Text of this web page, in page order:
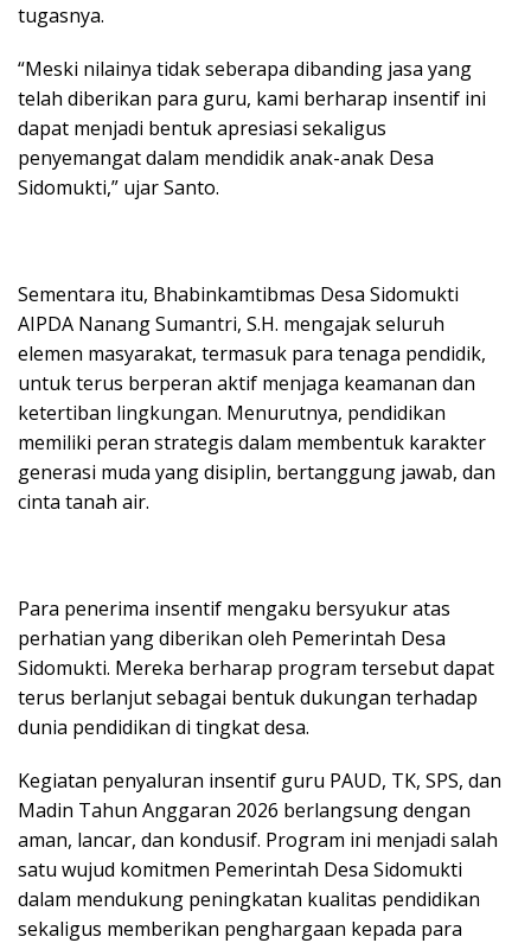
tugasnya.
“Meski nilainya tidak seberapa dibanding jasa yang
telah diberikan para guru, kami berharap insentif ini
dapat menjadi bentuk apresiasi sekaligus
penyemangat dalam mendidik anak-anak Desa
Sidomukti,” ujar Santo.
Sementara itu, Bhabinkamtibmas Desa Sidomukti
AIPDA Nanang Sumantri, S.H. mengajak seluruh
elemen masyarakat, termasuk para tenaga pendidik,
untuk terus berperan aktif menjaga keamanan dan
ketertiban lingkungan. Menurutnya, pendidikan
memiliki peran strategis dalam membentuk karakter
generasi muda yang disiplin, bertanggung jawab, dan
cinta tanah air.
Para penerima insentif mengaku bersyukur atas
perhatian yang diberikan oleh Pemerintah Desa
Sidomukti. Mereka berharap program tersebut dapat
terus berlanjut sebagai bentuk dukungan terhadap
dunia pendidikan di tingkat desa.
Kegiatan penyaluran insentif guru PAUD, TK, SPS, dan
Madin Tahun Anggaran 2026 berlangsung dengan
aman, lancar, dan kondusif. Program ini menjadi salah
satu wujud komitmen Pemerintah Desa Sidomukti
dalam mendukung peningkatan kualitas pendidikan
sekaligus memberikan penghargaan kepada para